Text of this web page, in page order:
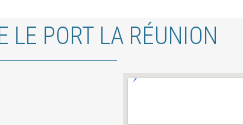
LE PORT LA RÉUNION